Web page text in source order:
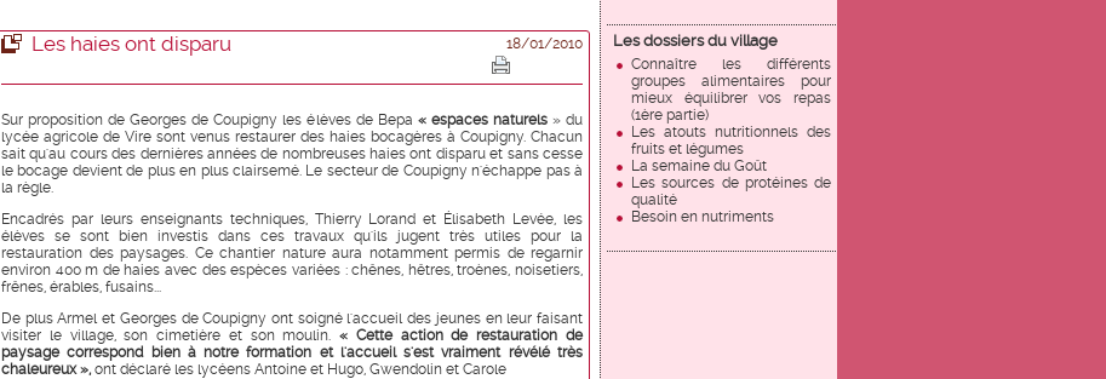
Les dossiers du village
Connaître les différents
groupes alimentaires pour
mieux équilibrer vos repas
(1ère partie)
Les atouts nutritionnels des
fruits et légumes
La semaine du Goût
Les sources de protéines de
qualité
Besoin en nutriments
Les haies ont disparu 18/01/2010
Sur proposition de Georges de Coupigny les élèves de Bepa « espaces naturels» du
lycée agricole de Vire sont venus restaurer des haies bocagères à Coupigny. Chacun
sait qu'au cours des dernières années de nombreuses haies ont disparu et sans cesse
le bocage devient de plus en plus clairsemé. Le secteur de Coupigny n'échappe pas à
la règle.
Encadrés par leurs enseignants techniques, Thierry Lorand et Élisabeth Levée, les
élèves se sont bien investis dans ces travaux qu'ils jugent très utiles pour la
restauration des paysages. Ce chantier nature aura notamment permis de regarnir
environ 400 m de haies avec des espèces variées : chênes, hêtres, troènes, noisetiers,
frênes, érables, fusains...
De plus Armel et Georges de Coupigny ont soigné l'accueil des jeunes en leur faisant
visiter le village, son cimetière et son moulin. « Cette action de restauration de
paysage correspond bien à notre formation et l'accueil s'est vraiment révélé très
chaleureux », ont déclaré les lycéens Antoine et Hugo, Gwendolin et Carole